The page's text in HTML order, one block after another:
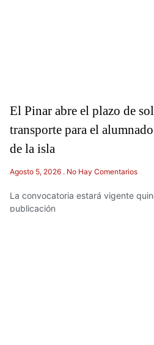
El Pinar abre el plazo de
transporte para el
de la isla
Agosto 5, 2026 No Hay Comentarios
La convocatoria estará vigente
publicación